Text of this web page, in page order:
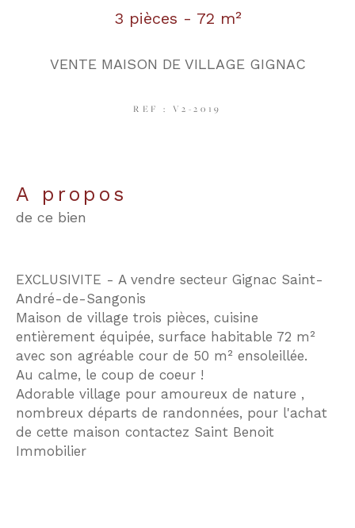
3 pièces - 72 m²
VENTE MAISON DE VILLAGE GIGNAC
REF : V2-2019
a propos
de ce bien
EXCLUSIVITE - A vendre secteur Gignac Saint-
André-de-Sangonis
Maison de village trois pièces, cuisine
entièrement équipée, surface habitable 72 m²
avec son agréable cour de 50 m² ensoleillée.
Au calme, le coup de coeur !
Adorable village pour amoureux de nature ,
nombreux départs de randonnées, pour l'achat
de cette maison contactez Saint Benoit
Immobilier
RECHERCHER